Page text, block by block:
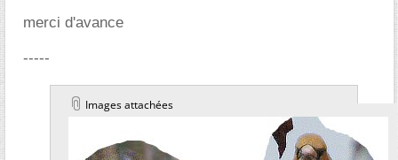
merci d'avance
-----
Images attachées